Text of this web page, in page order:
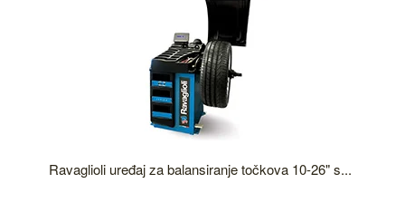
Ravaglioli uređaj za balansiranje točkova 10-26" s...